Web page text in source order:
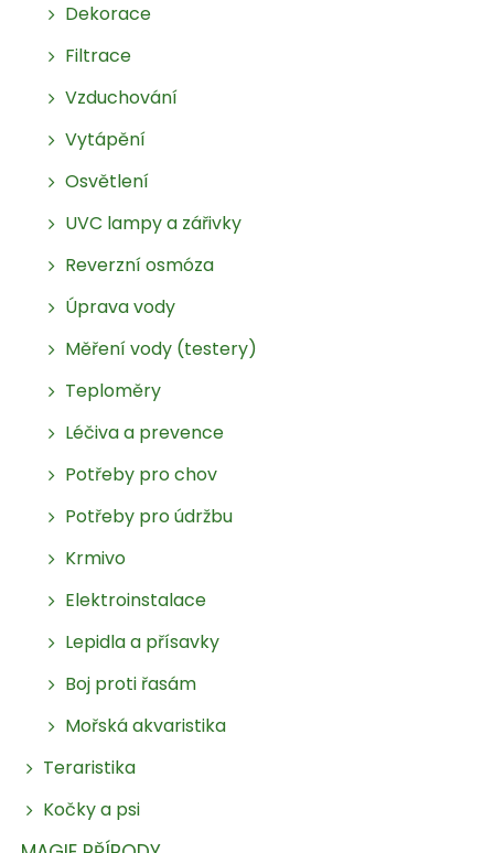
Dekorace
Filtrace
Vzduchování
Vytápění
Osvětlení
UVC lampy a zářivky
Reverzní osmóza
Úprava vody
Měření vody (testery)
Teploměry
Léčiva a prevence
Potřeby pro chov
Potřeby pro údržbu
Krmivo
Elektroinstalace
Lepidla a přísavky
Boj proti řasám
Mořská akvaristika
Teraristika
Kočky a psi